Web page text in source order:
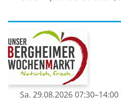
Sa. 29.08.2026